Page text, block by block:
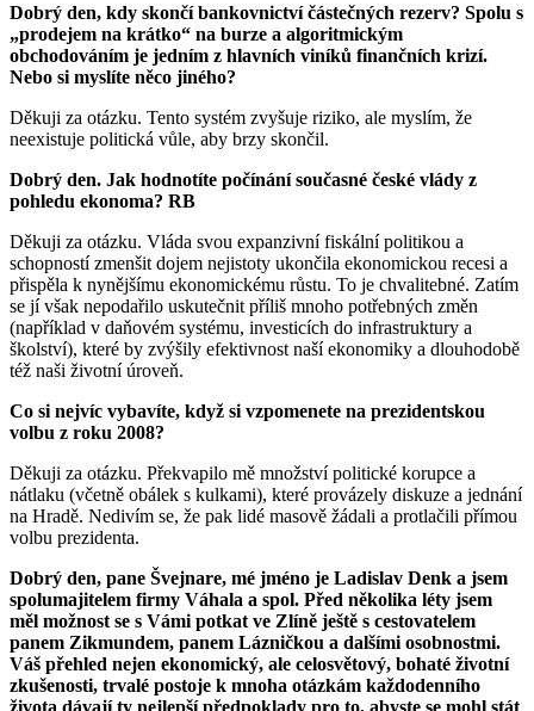
Dobrý den, kdy skončí bankovnictví částečných rezerv? Spolu s
„prodejem na krátko“ na burze a algoritmickým
obchodováním je jedním z hlavních viníků finančních krizí.
Nebo si myslíte něco jiného?
Děkuji za otázku. Tento systém zvyšuje riziko, ale myslím, že
neexistuje politická vůle, aby brzy skončil.
Dobrý den. Jak hodnotíte počínání současné české vlády z
pohledu ekonoma? RB
Děkuji za otázku. Vláda svou expanzivní fiskální politikou a
schopností zmenšit dojem nejistoty ukončila ekonomickou recesi a
přispěla k nynějšímu ekonomickému růstu. To je chvalitebné. Zatím
se jí však nepodařilo uskutečnit příliš mnoho potřebných změn
(například v daňovém systému, investicích do infrastruktury a
školství), které by zvýšily efektivnost naší ekonomiky a dlouhodobě
též naši životní úroveň.
Co si nejvíc vybavíte, když si vzpomenete na prezidentskou
volbu z roku 2008?
Děkuji za otázku. Překvapilo mě množství politické korupce a
nátlaku (včetně obálek s kulkami), které provázely diskuze a jednání
na Hradě. Nedivím se, že pak lidé masově žádali a protlačili přímou
volbu prezidenta.
Dobrý den, pane Švejnare, mé jméno je Ladislav Denk a jsem
spolumajitelem firmy Váhala a spol. Před několika léty jsem
měl možnost se s Vámi potkat ve Zlíně ještě s cestovatelem
panem Zikmundem, panem Lázničkou a dalšími osobnostmi.
Váš přehled nejen ekonomický, ale celosvětový, bohaté životní
zkušenosti, trvalé postoje k mnoha otázkám každodenního
života dávají ty nejlepší předpoklady pro to, abyste se mohl stát